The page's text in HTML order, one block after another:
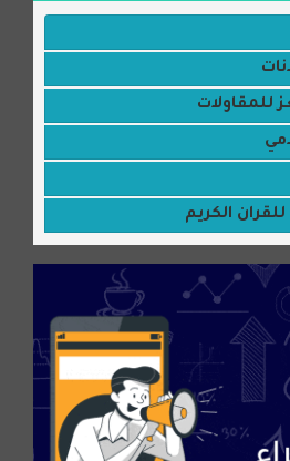
للمقاولات
الكريم
للخدمات المنزلية